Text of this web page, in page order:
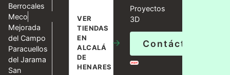
Berrocales
Meco
Mejorada
del Campo
Paracuellos
del Jarama
San
VER
TIENDAS
EN
ALCALÁ
DE
HENARES
→
Proyectos
3D
Contáctanos